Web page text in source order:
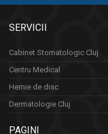
SERVICII
Cabinet Stomatologic Cluj
Centru Medical
Hernie de disc
Dermatologie Cluj
PAGINI